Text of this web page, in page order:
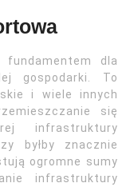
dla
gospodarki. To
i wiele innych
się
infrastruktury
byłby znacznie
ogromne sumy
infrastruktury